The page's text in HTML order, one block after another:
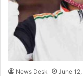
News Desk June